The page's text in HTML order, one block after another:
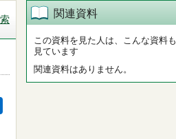
関連資料
この資料を見た人は、こんな資料も
見ています
関連資料はありません。